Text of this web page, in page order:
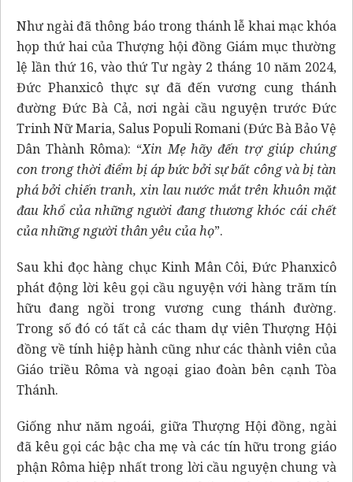
Như ngài đã thông báo trong thánh lễ khai mạc khóa
họp thứ hai của Thượng hội đồng Giám mục thường
lệ lần thứ 16, vào thứ Tư ngày 2 tháng 10 năm 2024,
Đức Phanxicô thực sự đã đến vương cung thánh
đường Đức Bà Cả, nơi ngài cầu nguyện trước Đức
Trinh Nữ Maria, Salus Populi Romani (Đức Bà Bảo Vệ
Dân Thành Rôma): “Xin Mẹ hãy đến trợ giúp chúng
con trong thời điểm bị áp bức bởi sự bất công và bị tàn
phá bởi chiến tranh, xin lau nước mắt trên khuôn mặt
đau khổ của những người đang thương khóc cái chết
của những người thân yêu của họ”.
Sau khi đọc hàng chục Kinh Mân Côi, Đức Phanxicô
phát động lời kêu gọi cầu nguyện với hàng trăm tín
hữu đang ngồi trong vương cung thánh đường.
Trong số đó có tất cả các tham dự viên Thượng Hội
đồng về tính hiệp hành cũng như các thành viên của
Giáo triều Rôma và ngoại giao đoàn bên cạnh Tòa
Thánh.
Giống như năm ngoái, giữa Thượng Hội đồng, ngài
đã kêu gọi các bậc cha mẹ và các tín hữu trong giáo
phận Rôma hiệp nhất trong lời cầu nguyện chung và